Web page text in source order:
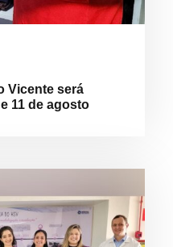
Vicente será
11 de agosto